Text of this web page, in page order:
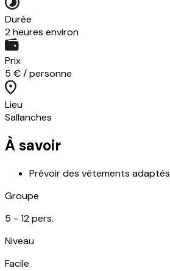
Durée
2 heures environ
Prix
5 € / personne
Lieu
Sallanches
À savoir
Prévoir des vêtements adaptés
Groupe
5 - 12pers.
Niveau
Facile